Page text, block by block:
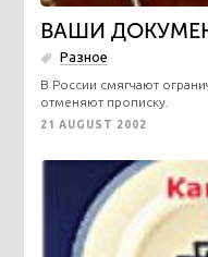
ВАШИ
Разное
В России смягчают
отменяют прописку.
21 AUGUST 2002